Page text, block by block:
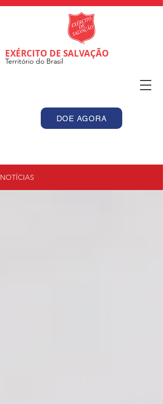
EXÉRCITO DE SALVAÇÃO
Território do Brasil
DOE AGORA
NOTÍCIAS